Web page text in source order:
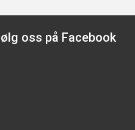
oss på Facebook